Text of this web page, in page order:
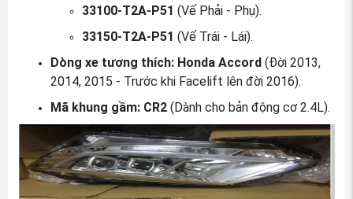
33100-T2A-P51 (Vế Phải - Phụ).
33150-T2A-P51 (Vế Trái - Lái).
Dòng xe tương thích: Honda Accord(Đời 2013,
2014, 2015 - Trước khi Facelift lên đời 2016).
Mã khung gầm: CR2(Dành cho bản động cơ 2.4L).